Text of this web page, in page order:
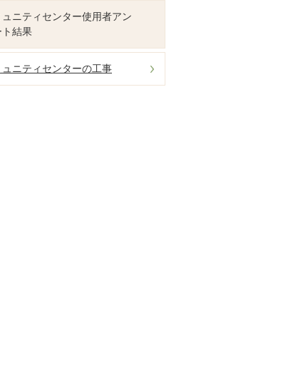
ュニティセンター使用者アン
結果
ュニティセンターの工事